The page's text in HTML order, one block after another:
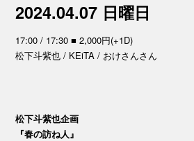
2024.04.07 日曜日
17:00 / 17:30 ■ 2,000円(+1D)
松下斗紫也 / KEiTA / おけさんさん
松下斗紫也企画
『春の訪ね人』